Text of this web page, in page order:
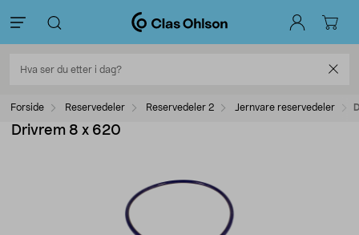
Forside Reservedeler Reservedeler 2 Jernvare reservedeler
Drivrem 8 x 620